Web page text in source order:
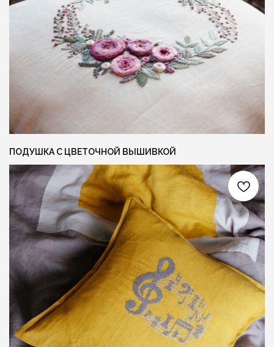
ПОДУШКА С ЦВЕТОЧНОЙ ВЫШИВКОЙ
VKONTAKTE
PINTEREST
TELEGRAM
СОЦ. СЕТИ
INFO@FLAXECO.COM
+375 (29) 623 41 51